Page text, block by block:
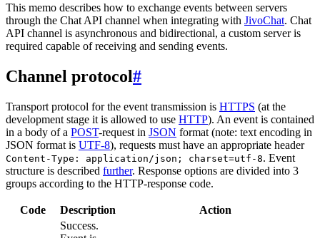
This memo describes how to exchange events between servers
through the Chat API channel when integrating with JivoChat. Chat
API channel is asynchronous and bidirectional, a custom server is
required capable of receiving and sending events.
Channel protocol#
Transport protocol for the event transmission is HTTPS (at the
development stage it is allowed to use HTTP). An event is contained
in a body of a POST-request in JSON format (note: text encoding in
JSON format is UTF-8), requests must have an appropriate header
Content-Type: application/json; charset=utf-8. Event
structure is described further. Response options are divided into 3
groups according to the HTTP-response code.
Code Description Action
Success.